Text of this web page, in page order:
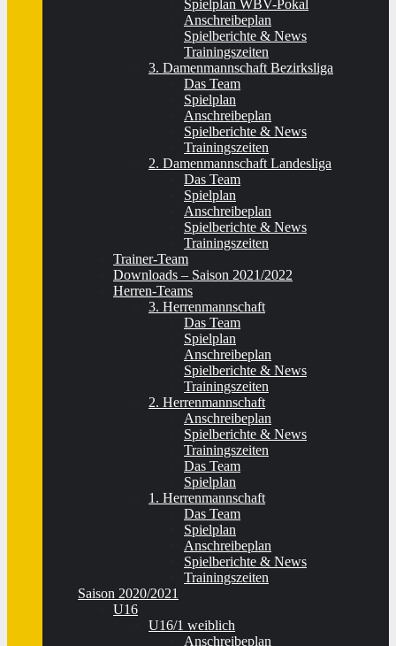
Spielplan WBV-Pokal
Anschreibeplan
Spielberichte & News
Trainingszeiten
3. Damenmannschaft Bezirksliga
Das Team
Spielplan
Anschreibeplan
Spielberichte & News
Trainingszeiten
2. Damenmannschaft Landesliga
Das Team
Spielplan
Anschreibeplan
Spielberichte & News
Trainingszeiten
Trainer-Team
Downloads – Saison 2021/2022
Herren-Teams
3. Herrenmannschaft
Das Team
Spielplan
Anschreibeplan
Spielberichte & News
Trainingszeiten
2. Herrenmannschaft
Anschreibeplan
Spielberichte & News
Trainingszeiten
Das Team
Spielplan
1. Herrenmannschaft
Das Team
Spielplan
Anschreibeplan
Spielberichte & News
Trainingszeiten
Saison 2020/2021
U16
U16/1 weiblich
Anschreibeplan